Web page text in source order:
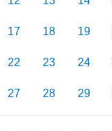
17 18 19
22 23 24
27 28 29